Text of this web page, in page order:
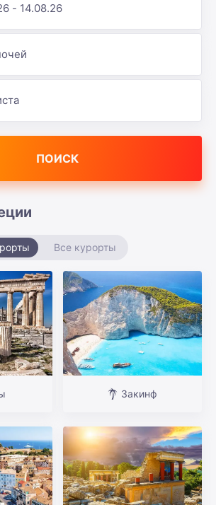
- 14.08.26
ПОИСК
Все курорты
Закинф